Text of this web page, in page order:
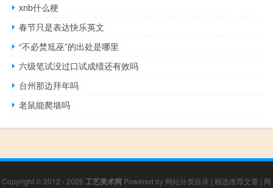
xnb什么梗
春节只是表达快乐英文
“不必焚尪巫”的出处是哪里
六级笔试没过口试成绩还有效吗
台州那边拜年吗
老鼠能爬墙吗
Copyright © 2012 - 2026 工艺美术网 Powered by 网站分类目录 | 精选推荐文章 | 网